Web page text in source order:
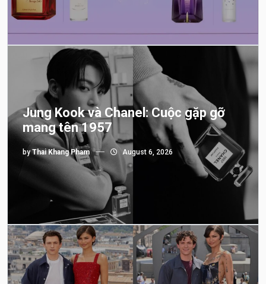
Jung Kook và Chanel: Cuộc gặp gỡ
mang tên 1957
byThai Khang Pham August 6, 2026